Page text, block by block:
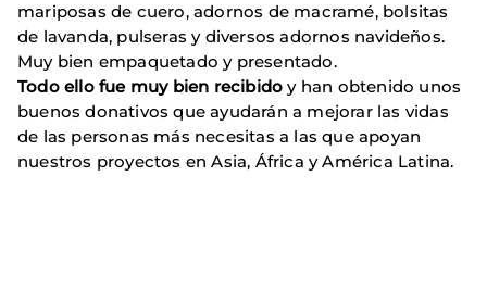
mariposas de cuero, adornos de macramé, bolsitas
de lavanda, pulseras y diversos adornos navideños.
Muy bien empaquetado y presentado.
Todo ello fue muy bien recibido y han obtenido unos
buenos donativos que ayudarán a mejorar las vidas
de las personas más necesitas a las que apoyan
nuestros proyectos en Asia, África y América Latina.